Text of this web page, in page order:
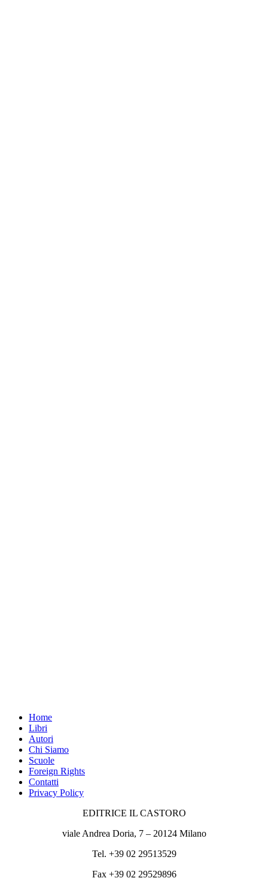
Home
Libri
Autori
Chi Siamo
Scuole
Foreign Rights
Contatti
Privacy Policy
EDITRICE IL CASTORO
viale Andrea Doria, 7 – 20124 Milano
Tel. +39 02 29513529
Fax +39 02 29529896